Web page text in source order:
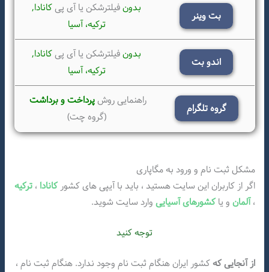
بت وینر
بدونفیلترشکن یا آی پیکانادا,
ترکیه، آسیا
اندو بت
بدونفیلترشکن یا آی پیکانادا,
ترکیه، آسیا
گروه تلگرام
راهنمایی روشپرداخت و برداشت
(گروه چت)
مشکل ثبت نام و ورود به مگاپاری
اگر از کاربران این سایت هستید ، باید با آیپی های کشورکانادا ،ترکیه
،آلمان و یاکشورهای آسیایی وارد سایت شوید.
توجه کنید
از آنجایی کهکشور ایران هنگام ثبت نام وجود ندارد. هنگام ثبت نام ،